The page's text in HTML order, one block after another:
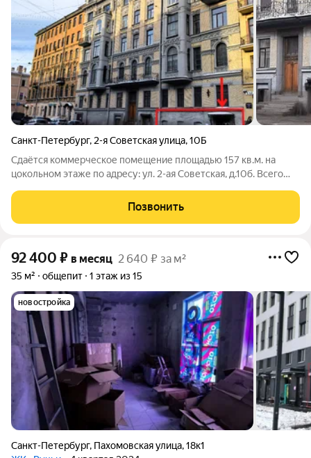
Санкт-Петербург, 2-я Советская улица,10Б
Сдаётся коммерческое помещение площадью 157 кв.м. на
цокольном этаже по адресу: ул. 2-ая Советская, д.10б. Всего
Высота потолков 3,3 метра. Стоимость аренды: 350 000
рублей в месяц. Помещение
Позвонить
92 400 ₽ в месяц 2 640 ₽ за м²
35 м² общепит 1 этаж из 15
новостройка
Санкт-Петербург, Пахомовская улица,18к1